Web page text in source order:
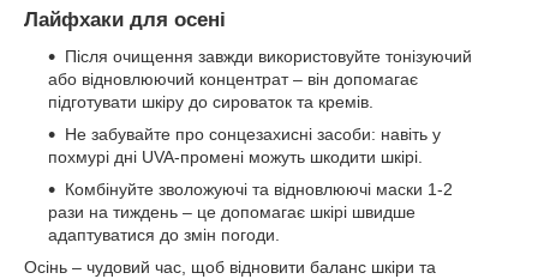
Лайфхаки для осені
Після очищення завжди використовуйте тонізуючий
або відновлюючий концентрат – він допомагає
підготувати шкіру до сироваток та кремів.
Не забувайте про сонцезахисні засоби: навіть у
похмурі дні UVA-промені можуть шкодити шкірі.
Комбінуйте зволожуючі та відновлюючі маски 1-2
рази на тиждень – це допомагає шкірі швидше
адаптуватися до змін погоди.
Осінь – чудовий час, щоб відновити баланс шкіри та